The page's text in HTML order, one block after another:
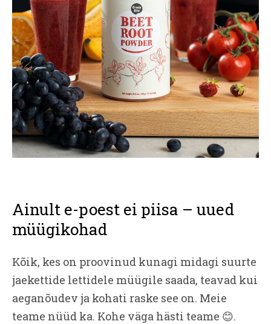
Ainult e-poest ei piisa – uued
müügikohad
Kõik, kes on proovinud kunagi midagi suurte
jaekettide lettidele müügile saada, teavad kui
aeganõudev ja kohati raske see on. Meie
teame nüüd ka. Kohe väga hästi teame 😊.